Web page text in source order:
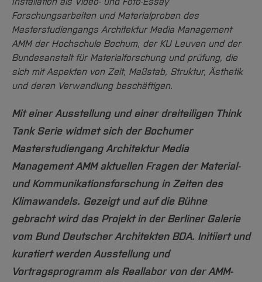
Arbeiten im FB G
Forschung und Projekte
International
Team
Service
Studiengänge
Studieninteressierte
Aktuelles
Studium
Fachgruppen
Forschung und Entwicklung
International
Team
Service
Amtliche Bekanntmachungen
Notfall-Infos
BO Shop
Familiengerechte Hochschule
Gleichstellung
Diskriminierungsfreie Hochschule
Vertretungen
Wahlen
Hochschulbibliothek
Hochschulkommunikation
International Office
Medienzentrum
qed-Stiftung
Zentrale Studienberatung
Forschungsarbeiten und Materialproben des
Masterstudiengangs Architektur Media Management
AMM der Hochschule Bochum, der KU Leuven und der
Bundesanstalt für Materialforschung und prüfung, die
sich mit Aspekten von Zeit, Maßstab, Struktur, Ästhetik
und deren Verwandlung beschäftigen.
Mit einer Ausstellung und einer dreiteiligen Think
Tank Serie widmet sich der Bochumer
Masterstudiengang Architektur Media
Management AMM aktuellen Fragen der Material-
und Kommunikationsforschung in Zeiten des
Klimawandels. Gezeigt und auf die Bühne
gebracht wird das Projekt in der Berliner Galerie
vom Bund Deutscher Architekten BDA. Initiiert und
kuratiert werden Ausstellung und
Vortragsprogramm als Reallabor von der AMM-